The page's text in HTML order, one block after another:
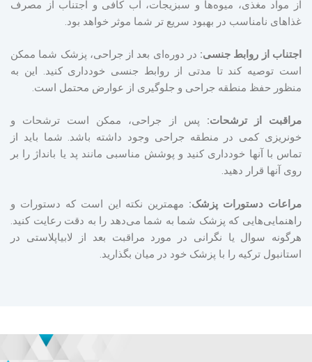
از مواد مغذی، میوه‌ها و سبزیجات، آب کافی و اجتناب از مصرف
غذاهای نامناسب در بهبود سریع تر شما موثر خواهد بود.
اجتناب از روابط جنسی: در دوره‌ای بعد از جراحی، پزشک شما ممکن
است توصیه کند تا مدتی از روابط جنسی خودداری کنید. این به
منظور حفظ منطقه جراحی و جلوگیری از عوارض محتمل است.
مراقبت از ترشحات: پس از جراحی، ممکن است ترشحات و
خونریزی کمی در منطقه جراحی وجود داشته باشد. شما باید از
تماس با آنها خودداری کنید و پوشش مناسبی مانند پد یا بانداژ را بر
روی آنها قرار دهید.
مراعات دستورات پزشک: مهمترین نکته این است که دستورات و
راهنمایی‌هایی که پزشک شما به شما می‌دهد را به دقت رعایت کنید.
هرگونه سوال یا نگرانی در مورد مراقبت بعد از لابیاپلاستی در
استانبول ترکیه را با پزشک خود در میان بگذارید.